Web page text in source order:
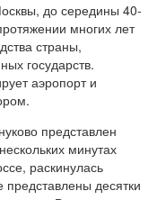
до середины 40-
многих лет
страны,
государств.
аэропорт и
представлен
минутах
раскинулась
представлены десятки